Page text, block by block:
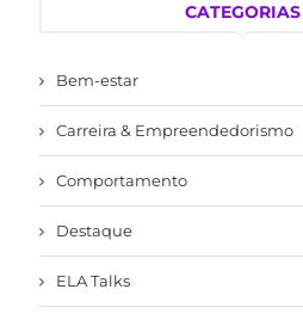
CATEGORIAS
Bem-estar
Carreira & Empreendedorismo
Comportamento
Destaque
ELA Talks